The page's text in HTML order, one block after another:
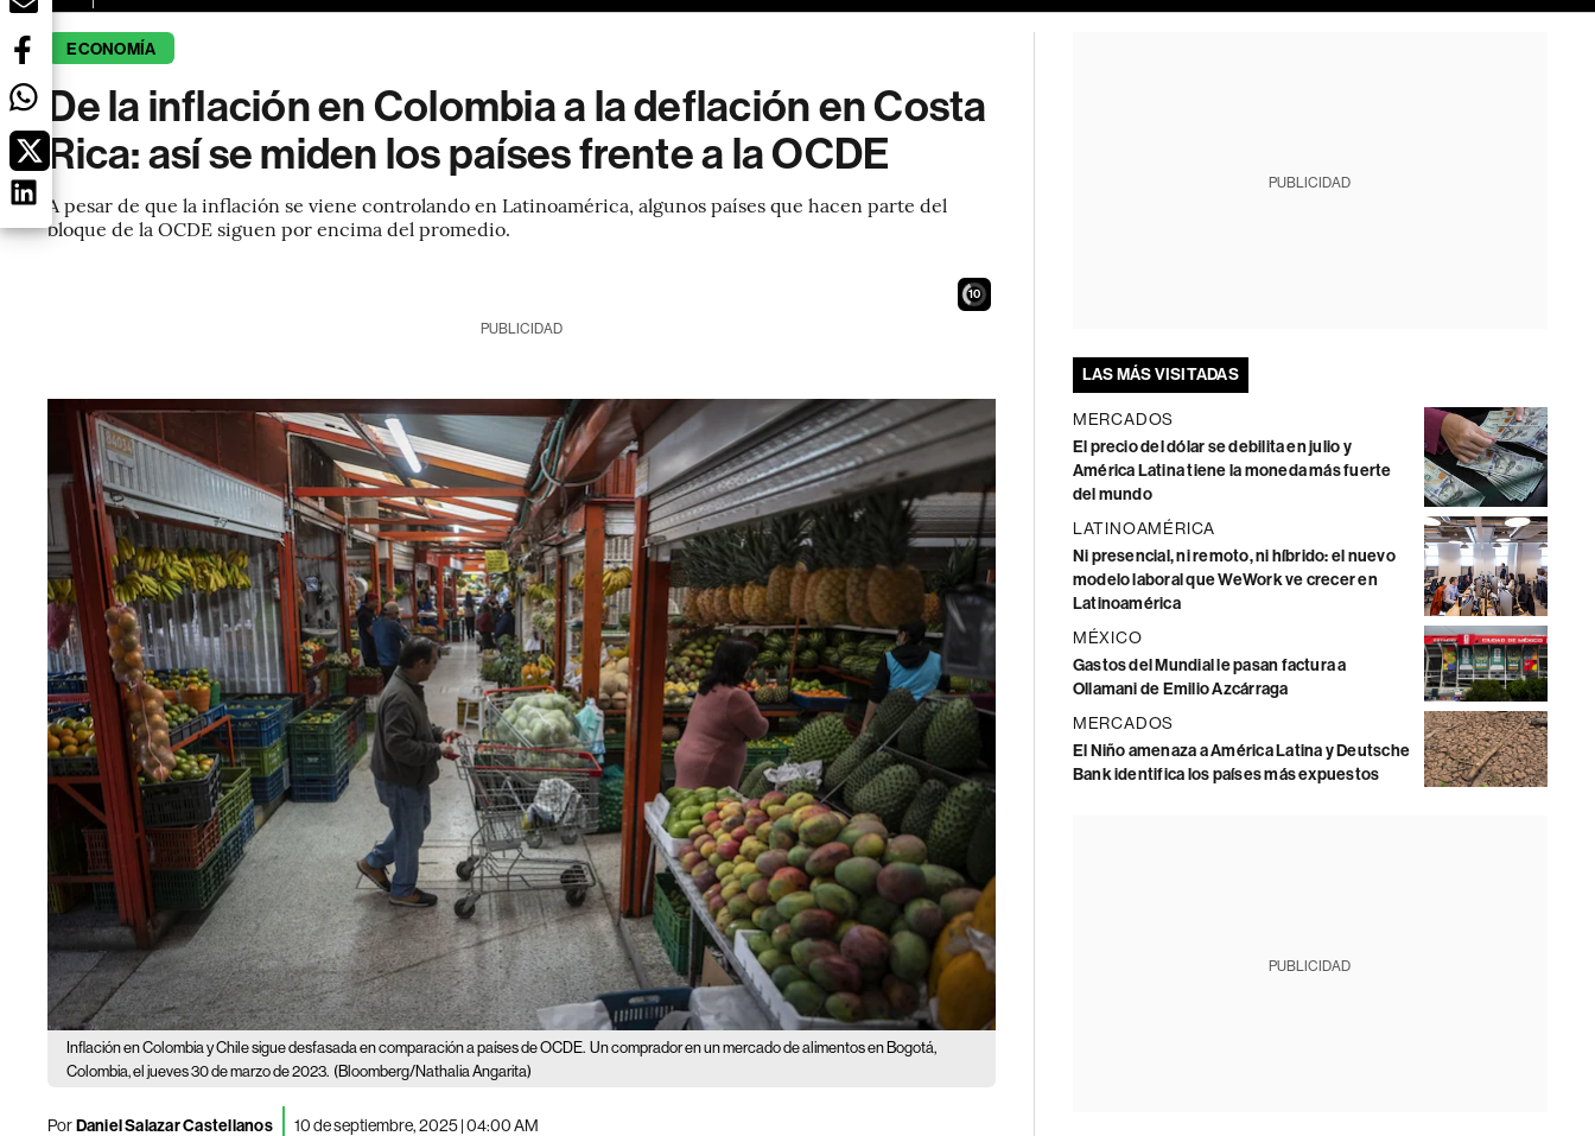
ECONOMÍA
De la inflación en Colombia a la deflación en Costa
Rica: así se miden los países frente a la OCDE
A pesar de que la inflación se viene controlando en Latinoamérica, algunos países que hacen parte del
bloque de la OCDE siguen por encima del promedio.
9
PUBLICIDAD
Inflación en Colombia y Chile sigue desfasada en comparación a países de OCDE. Un comprador en un mercado de alimentos en Bogotá,
Colombia, el jueves 30 de marzo de 2023. (Bloomberg/Nathalia Angarita)
PorDaniel Salazar Castellanos 10 de septiembre, 2025 | 04:00 AM
PUBLICIDAD
LAS MÁS VISITADAS
MERCADOS
El precio del dólar se debilita en julio y
América Latina tiene la moneda más fuerte
del mundo
LATINOAMÉRICA
Ni presencial, ni remoto, ni híbrido: el nuevo
modelo laboral que WeWork ve crecer en
Latinoamérica
MÉXICO
Gastos del Mundial le pasan factura a
Ollamani de Emilio Azcárraga
MERCADOS
El Niño amenaza a América Latina y Deutsche
Bank identifica los países más expuestos
PUBLICIDAD